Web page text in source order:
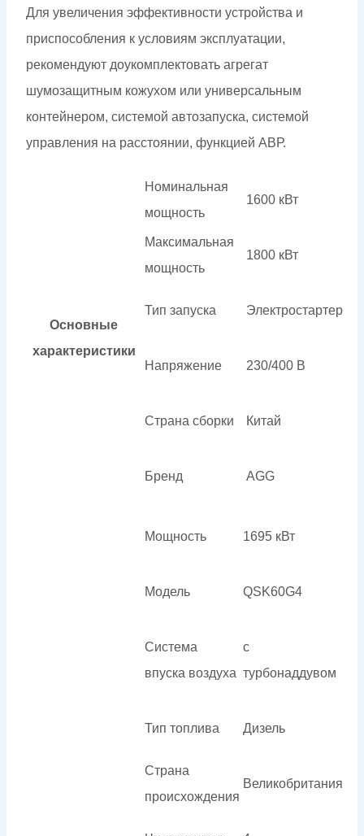
Для увеличения эффективности устройства и
приспособления к условиям эксплуатации,
рекомендуют доукомплектовать агрегат
шумозащитным кожухом или универсальным
контейнером, системой автозапуска, системой
управления на расстоянии, функцией АВР.
Основные
характеристики
Номинальная
мощность
1600 кВт
Максимальная
мощность
1800 кВт
Тип запуска Электростартер
Напряжение 230/400 В
Страна сборки Китай
Бренд AGG
Мощность 1695 кВт
Модель QSK60G4
Система
впуска воздуха
с
турбонаддувом
Тип топлива Дизель
Страна
происхождения
Великобритания